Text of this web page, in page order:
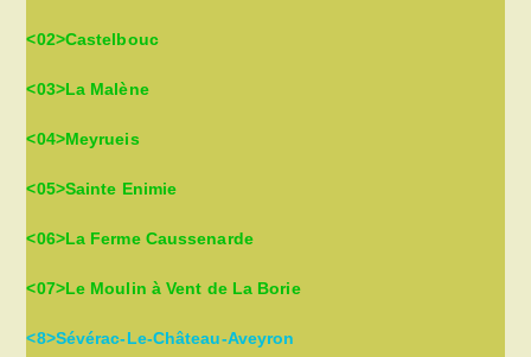
<02>Castelbouc
<03>La Malène
<04>Meyrueis
<05>Sainte Enimie
<06>La Ferme Caussenarde
<07>Le Moulin à Vent de La Borie
<8>Sévérac-Le-Château-Aveyron